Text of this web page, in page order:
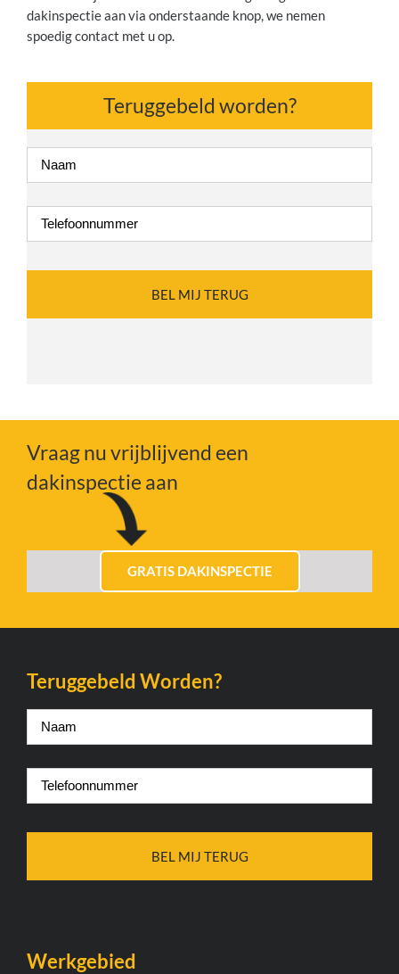
dakinspectie aan via onderstaande knop, we nemen
spoedig contact met u op.
Teruggebeld worden?
Naam
Telefoonnummer
Vraag nu vrijblijvend een
dakinspectie aan
GRATIS DAKINSPECTIE
Teruggebeld Worden?
Naam
Telefoonnummer
Werkgebied